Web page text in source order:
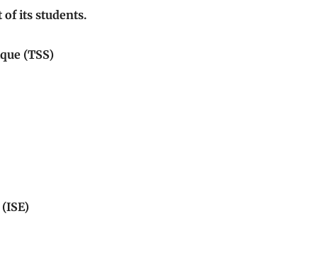
of its students.
(TSS)